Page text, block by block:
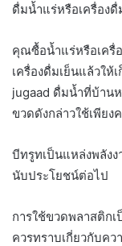
ดื่มน้ำแร่หรือเครื่องดื่
คุณซื้อน้ำแร่หรือเครื่
เครื่องดื่มเย็นแล้วใ
jugaad ดื่มน้ำที่บ้าน
ขวดดังกล่าวใช้เพียง
บีทรูทเป็นแหล่งพลัง
นับประโยชน์ต่อไป
การใช้ขวดพลาสติก
ควรทราบเกี่ยวกับค